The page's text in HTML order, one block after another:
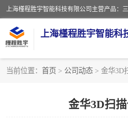
上海槿程胜宇智能科
当前位置： 首页 > 公司动态 > 金华3D
金华3D扫